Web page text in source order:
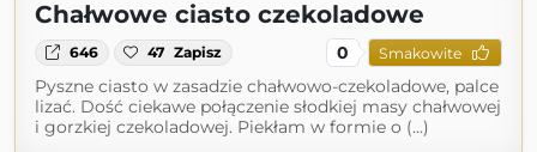
Chałwowe ciasto czekoladowe
646 47 Zapisz 0 Smakowite
Pyszne ciasto w zasadzie chałwowo-czekoladowe, palce
lizać. Dość ciekawe połączenie słodkiej masy chałwowej
i gorzkiej czekoladowej. Piekłam w formie o (...)